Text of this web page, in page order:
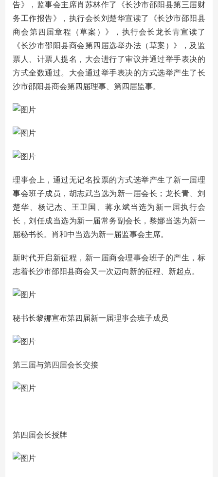
告》，监事会主席肖苏林作了《长沙市邵阳县第三届财
务工作报告》，执行会长刘楚华宣读了《长沙市邵阳县
商会第四届章程（草案）》，执行会长龙长青宣读了
《长沙市邵阳县商会第四届选举办法（草案）》，及监
票人、计票人提名，大会进行了审议并通过举手表决的
方式全数通过。大会通过举手表决的方式选举产生了长
沙市邵阳县商会第四届理事、第四届监事。
理事会上，通过无记名投票的方式选举产生了新一届理
事会班子成员，胡志武当选为新一届会长；龙长青、刘
楚华、杨记杰、王卫国、蒋永斌当选为新一届执行会
长，刘任成当选为新一届常务副会长，黎娜当选为新一
届秘书长。肖和中当选为新一届监事会主席。
新时代开启新征程，新一届商会理事会班子的产生，标
志着长沙市邵阳县商会又一次迈向新的征程、新起点。
秘书长黎娜宣布第四届新一届理事会班子成员
第三届与第四届会长交接
第四届会长授牌